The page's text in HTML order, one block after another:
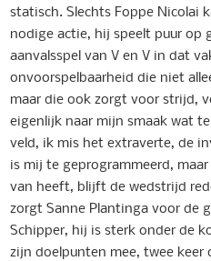
statisch. Slechts Foppe Nicolai
nodige actie, hij speelt puur op
aanvalsspel van V en V in dat
onvoorspelbaarheid die niet
maar die ook zorgt voor strijd,
eigenlijk naar mijn smaak wat
veld, ik mis het extraverte, de
is mij te geprogrammeerd, maar
van heeft, blijft de wedstrijd
zorgt Sanne Plantinga voor de
Schipper, hij is sterk onder de
zijn doelpunten mee, twee